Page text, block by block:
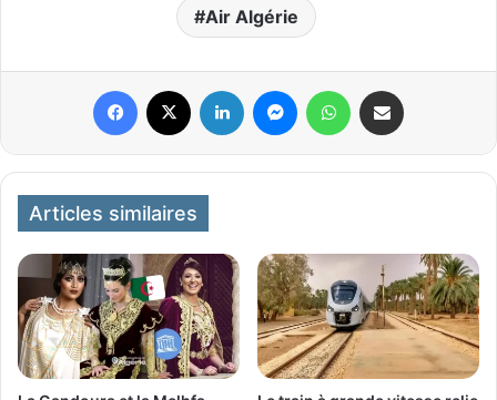
Air Algérie
Articles similaires